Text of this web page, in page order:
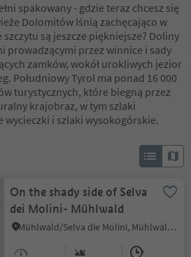
spakowany - gdzie teraz chcesz się
Dolomitów lśnią zachęcająco w
są jeszcze piękniejsze? Doliny
prowadzącymi przez winnice i sady
zamków, wokół urokliwych jezior
Południowy Tyrol ma ponad 16 000
turystycznych, które biegną przez
krajobraz, w tym szlaki
i szlaki wysokogórskie.
On the shady side of Selva
dei Molini- Mühlwald
Mühlwald/Selva die Molini, Mühlwald/Selva dei Molini, Ahrntal/Valle Aurina